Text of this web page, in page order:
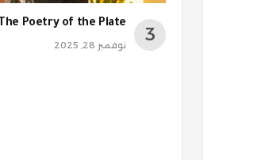
The Poetry of the Plate
نوفمبر 28, 2025